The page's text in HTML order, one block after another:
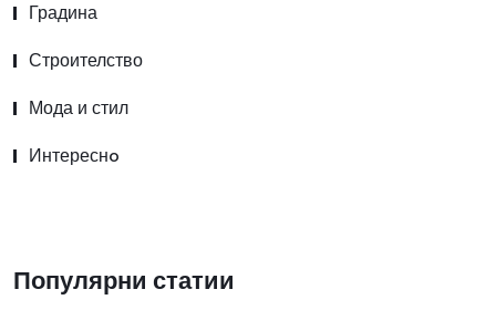
Градина
Строителство
Мода и стил
Интереснo
Популярни статии